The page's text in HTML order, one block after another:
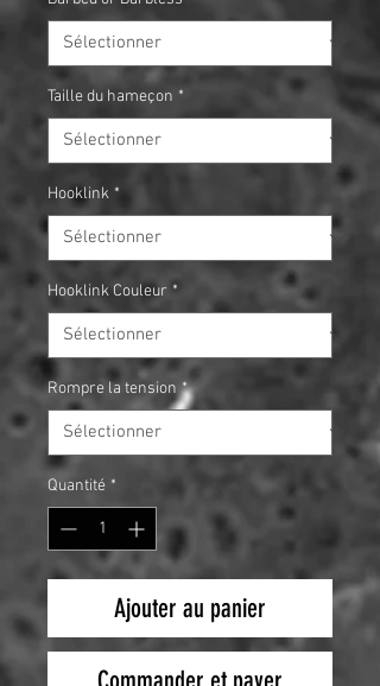
Taille du hameçon *
Hooklink *
Hooklink Couleur *
Rompre la tension *
Quantité *
Ajouter au panier